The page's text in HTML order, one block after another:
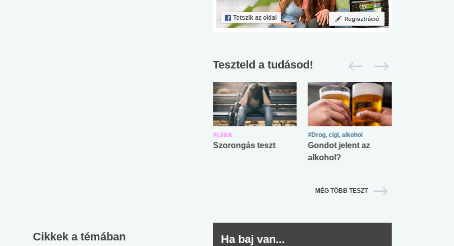
Cikkek a témában
Teszteld a tudásod!
#Lélek
Szorongás teszt
#Drog, cigi, alkohol
Gondot jelent az
alkohol?
MÉG TÖBB TESZT
Ha baj van...